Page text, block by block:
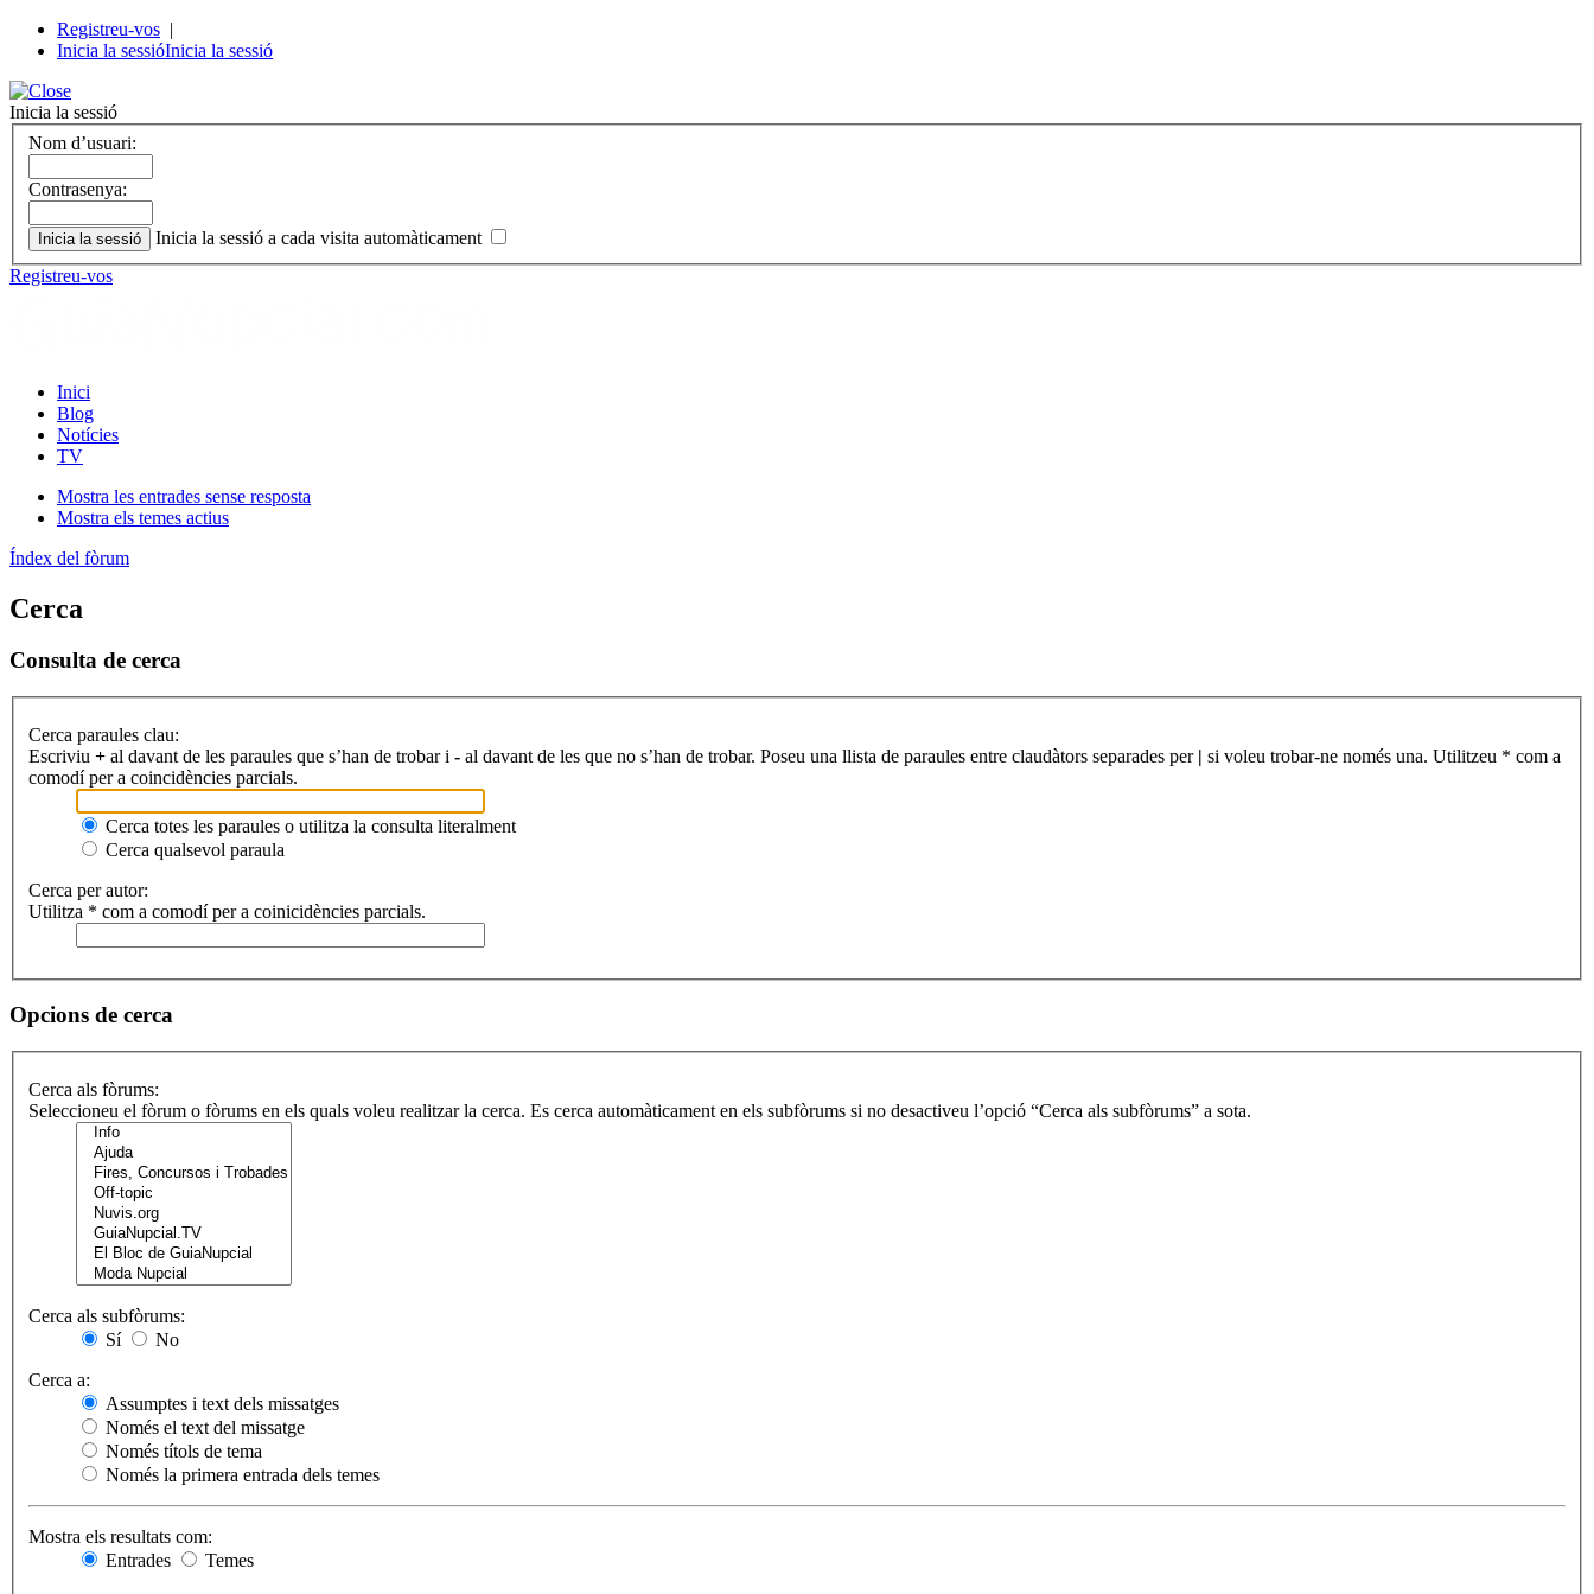
Registreu-vos |
Inicia la sessióInicia la sessió
Inicia la sessió
Nom d’usuari:
Contrasenya:
Inicia la sessió a cada visita automàticament
Registreu-vos
Inici
Blog
Notícies
TV
Mostra les entrades sense resposta
Mostra els temes actius
Índex del fòrum
Cerca
Consulta de cerca
Cerca paraules clau:
Escriviu + al davant de les paraules que s’han de trobar i - al davant de les que no s’han de trobar. Poseu una llista de paraules entre claudàtors separades per | si voleu trobar-ne només una. Utilitzeu * com a
comodí per a coincidències parcials.
Cerca totes les paraules o utilitza la consulta literalment
Cerca qualsevol paraula
Cerca per autor:
Utilitza * com a comodí per a coinicidències parcials.
Opcions de cerca
Cerca als fòrums:
Seleccioneu el fòrum o fòrums en els quals voleu realitzar la cerca. Es cerca automàticament en els subfòrums si no desactiveu l’opció “Cerca als subfòrums” a sota.
Cerca als subfòrums:
Sí
No
Cerca a:
Assumptes i text dels missatges
Només el text del missatge
Només títols de tema
Només la primera entrada dels temes
Mostra els resultats com:
Entrades
Temes